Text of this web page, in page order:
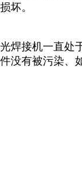
坏。
焊接机一直
没有被污染、